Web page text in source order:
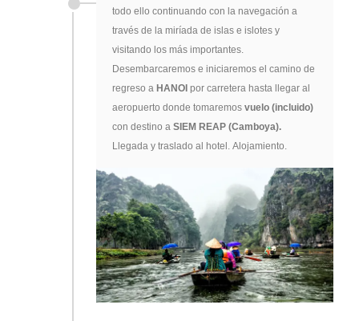
todo ello continuando con la navegación a
través de la miríada de islas e islotes y
visitando los más importantes.
Desembarcaremos e iniciaremos el camino de
regreso a HANOI por carretera hasta llegar al
aeropuerto donde tomaremos vuelo (incluido)
con destino a SIEM REAP (Camboya).
Llegada y traslado al hotel. Alojamiento.